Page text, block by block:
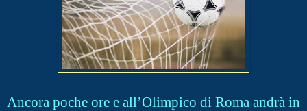
Ancora poche ore e all’Olimpico di Roma andrà in